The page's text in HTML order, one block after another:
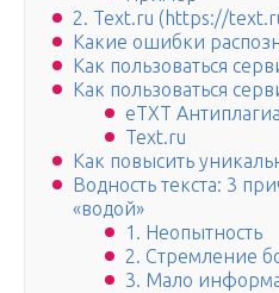
2. Text.ru (https://
Какие ошибки
Как пользоваться
Как пользоваться
eTXT
Text.ru
Как повысить
Водность текста: 3
«водой»
1. Неопытность
2. Стремление
3. Мало